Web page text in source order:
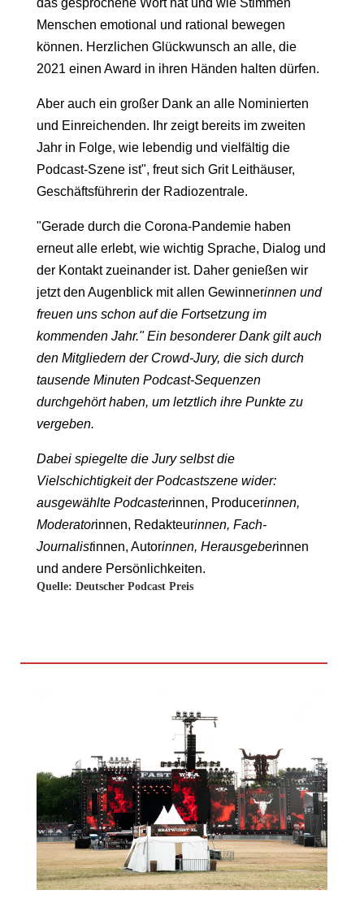
das gesprochene Wort hat und wie Stimmen
Menschen emotional und rational bewegen
können. Herzlichen Glückwunsch an alle, die
2021 einen Award in ihren Händen halten dürfen.
Aber auch ein großer Dank an alle Nominierten
und Einreichenden. Ihr zeigt bereits im zweiten
Jahr in Folge, wie lebendig und vielfältig die
Podcast-Szene ist", freut sich Grit Leithäuser,
Geschäftsführerin der Radiozentrale.
"Gerade durch die Corona-Pandemie haben
erneut alle erlebt, wie wichtig Sprache, Dialog und
der Kontakt zueinander ist. Daher genießen wir
jetzt den Augenblick mit allen Gewinnerinnen und
freuen uns schon auf die Fortsetzung im
kommenden Jahr." Ein besonderer Dank gilt auch
den Mitgliedern der Crowd-Jury, die sich durch
tausende Minuten Podcast-Sequenzen
durchgehört haben, um letztlich ihre Punkte zu
vergeben.
Dabei spiegelte die Jury selbst die
Vielschichtigkeit der Podcastszene wider:
ausgewählte Podcasterinnen, Producerinnen,
Moderatorinnen, Redakteurinnen, Fach-
Journalistinnen, Autorinnen, Herausgeberinnen
und andere Persönlichkeiten.
Quelle: Deutscher Podcast Preis